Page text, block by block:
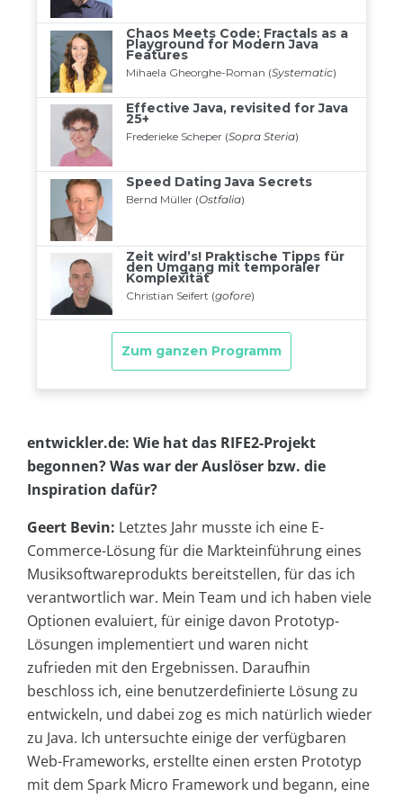
entwickler.de: Wie hat das RIFE2-Projekt
begonnen? Was war der Auslöser bzw. die
Inspiration dafür?
Geert Bevin: Letztes Jahr musste ich eine E-
Commerce-Lösung für die Markteinführung eines
Musiksoftwareprodukts bereitstellen, für das ich
verantwortlich war. Mein Team und ich haben viele
Optionen evaluiert, für einige davon Prototyp-
Lösungen implementiert und waren nicht
zufrieden mit den Ergebnissen. Daraufhin
beschloss ich, eine benutzerdefinierte Lösung zu
entwickeln, und dabei zog es mich natürlich wieder
zu Java. Ich untersuchte einige der verfügbaren
Web-Frameworks, erstellte einen ersten Prototyp
mit dem Spark Micro Framework und begann, eine